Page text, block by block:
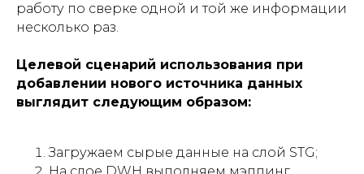
работу по сверке одной и той же информации
несколько раз.
Целевой сценарий использования при
добавлении нового источника данных
выглядит следующим образом:
Загружаем сырые данные на слой STG;